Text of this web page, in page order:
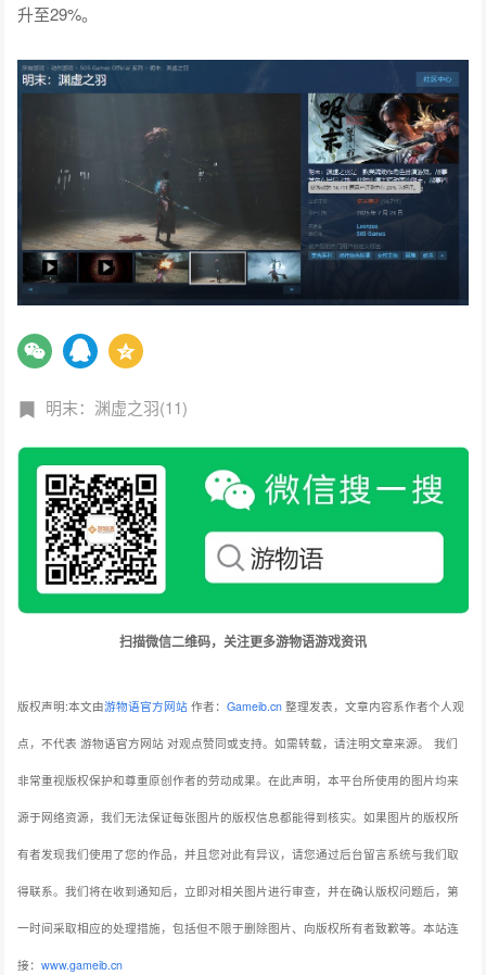
升至29%。
明末：渊虚之羽(11)
扫描微信二维码，关注更多游物语游戏资讯
版权声明:本文由游物语官方网站 作者：Gameib.cn 整理发表，文章内容系作者个人观
点，不代表 游物语官方网站 对观点赞同或支持。如需转载，请注明文章来源。 我们
非常重视版权保护和尊重原创作者的劳动成果。在此声明，本平台所使用的图片均来
源于网络资源，我们无法保证每张图片的版权信息都能得到核实。如果图片的版权所
有者发现我们使用了您的作品，并且您对此有异议，请您通过后台留言系统与我们取
得联系。我们将在收到通知后，立即对相关图片进行审查，并在确认版权问题后，第
一时间采取相应的处理措施，包括但不限于删除图片、向版权所有者致歉等。本站连
接：www.gameib.cn